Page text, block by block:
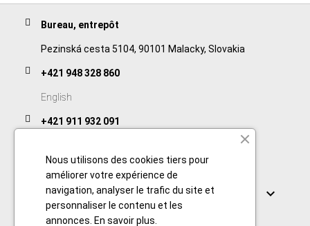
Bureau, entrepôt
Pezinská cesta 5104, 90101 Malacky, Slovakia
+421 948 328 860
English
+421 911 932 091
Links 
Nous utilisons des cookies tiers pour
améliorer votre expérience de
navigation, analyser le trafic du site et
personnaliser le contenu et les
annonces. En savoir plus